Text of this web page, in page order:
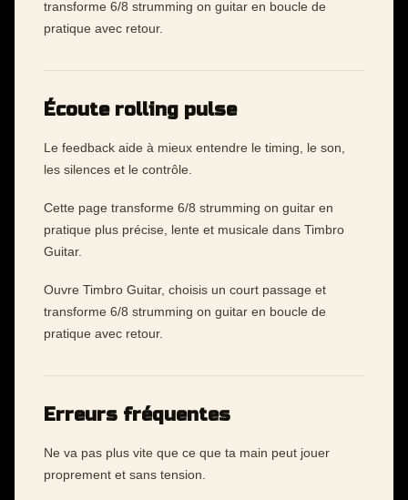
transforme 6/8 strumming on guitar en boucle de
pratique avec retour.
Écoute rolling pulse
Le feedback aide à mieux entendre le timing, le son,
les silences et le contrôle.
Cette page transforme 6/8 strumming on guitar en
pratique plus précise, lente et musicale dans Timbro
Guitar.
Ouvre Timbro Guitar, choisis un court passage et
transforme 6/8 strumming on guitar en boucle de
pratique avec retour.
Erreurs fréquentes
Ne va pas plus vite que ce que ta main peut jouer
proprement et sans tension.